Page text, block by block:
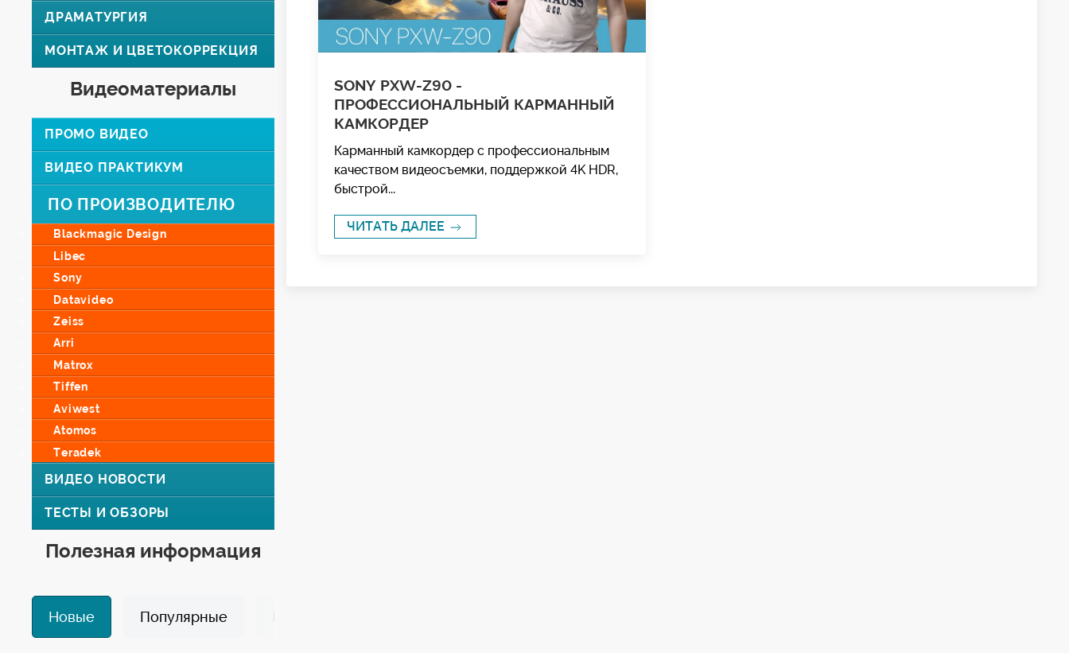
ДРАМАТУРГИЯ
МОНТАЖ И ЦВЕТОКОРРЕКЦИЯ
Видеоматериалы
ПРОМО ВИДЕО
ВИДЕО ПРАКТИКУМ
ПО ПРОИЗВОДИТЕЛЮ
Blackmagic Design
Libec
Sony
Datavideo
Zeiss
Arri
Matrox
Tiffen
Aviwest
Atomos
Teradek
ВИДЕО НОВОСТИ
ТЕСТЫ И ОБЗОРЫ
Полезная информация
Новые Популярные Избранные
SONY PXW-Z90 -
ПРОФЕССИОНАЛЬНЫЙ КАРМАННЫЙ
КАМКОРДЕР
Карманный камкордер с профессиональным
качеством видеосъемки, поддержкой 4K HDR,
быстрой...
ЧИТАТЬ ДАЛЕЕ